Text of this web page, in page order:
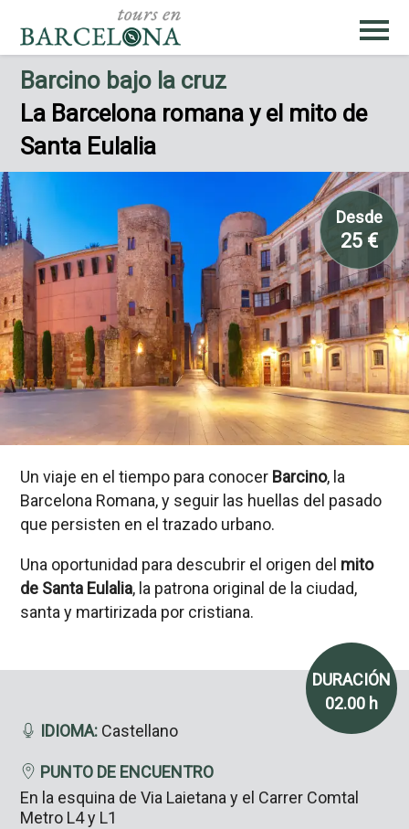
Barcino bajo la cruz
La Barcelona romana y el mito de
Santa Eulalia
Desde
25 €
Un viaje en el tiempo para conocer Barcino, la
Barcelona Romana, y seguir las huellas del pasado
que persisten en el trazado urbano.
Una oportunidad para descubrir el origen del mito
de Santa Eulalia, la patrona original de la ciudad,
santa y martirizada por cristiana.
DURACIÓN
02.00 h
IDIOMA: Castellano
PUNTO DE ENCUENTRO
En la esquina de Via Laietana y el Carrer Comtal
Metro L4 y L1